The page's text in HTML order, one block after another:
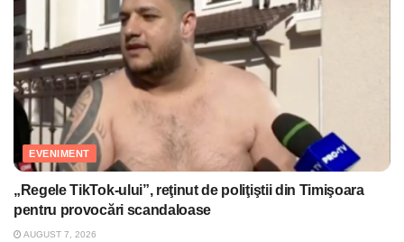
EVENIMENT
„Regele TikTok-ului”, reţinut de poliţiştii din Timişoara
pentru provocări scandaloase
AUGUST 7, 2026